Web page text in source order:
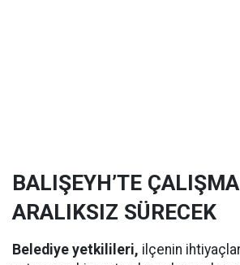
BALIŞEYH’TE
ARALIKSIZ SÜRECEK
Belediye yetkilileri, ilçenin